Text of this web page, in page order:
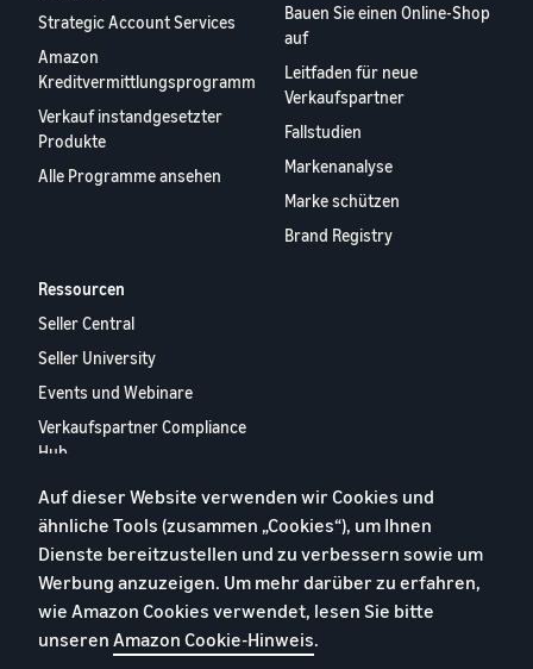
Strategic Account Services
Amazon
Kreditvermittlungsprogramm
Verkauf instandgesetzter
Produkte
Alle Programme ansehen
Bauen Sie einen Online-Shop
auf
Leitfaden für neue
Verkaufspartner
Fallstudien
Markenanalyse
Marke schützen
Brand Registry
Ressourcen
Seller Central
Seller University
Events und Webinare
Verkaufspartner Compliance
Hub
Verkaufspartner-Appstore
Europäischer
Verkaufspartner-Bericht
Kontaktieren Sie uns
Auf dieser Website verwenden wir Cookies und
ähnliche Tools (zusammen „Cookies“), um Ihnen
Dienste bereitzustellen und zu verbessern sowie um
Werbung anzuzeigen. Um mehr darüber zu erfahren,
wie Amazon Cookies verwendet, lesen Sie bitte
unseren Amazon Cookie-Hinweis.